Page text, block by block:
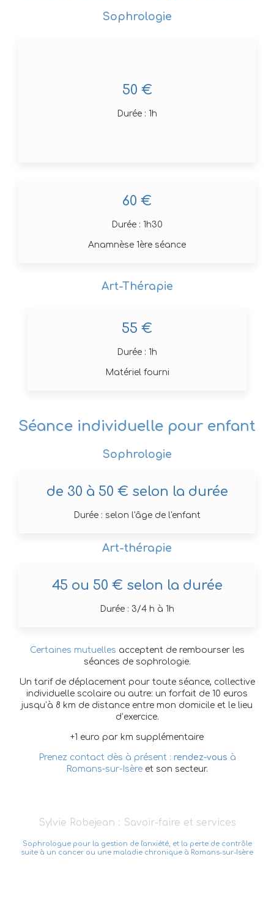
Sophrologie
50 €
Durée : 1h
60 €
Durée : 1h30
Anamnèse 1ère séance
Art-Thérapie
55 €
Durée : 1h
Matériel fourni
Séance individuelle pour enfant
Sophrologie
de 30 à 50 € selon la durée
Durée : selon l'âge de l'enfant
Art-thérapie
45 ou 50 € selon la durée
Durée : 3/4 h à 1h
Certaines mutuelles acceptent de rembourser les
séances de sophrologie.
Un tarif de déplacement pour toute séance, collective
individuelle scolaire ou autre: un forfait de 10 euros
jusqu’à 8 km de distance entre mon domicile et le lieu
d’exercice.
+1 euro par km supplémentaire
Prenez contact dès à présent : rendez-vous à
Romans-sur-Isère et son secteur.
Sylvie Robejean : Savoir-faire et services
Sophrologue pour la gestion de l'anxiété, et la perte de contrôle
suite à un cancer ou une maladie chronique à Romans-sur-Isère